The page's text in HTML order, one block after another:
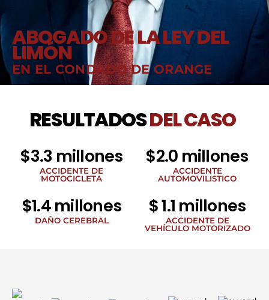
ABOGADO DE LA LEY DEL
LIMÓN
EN EL CONDADO DE ORANGE
RESULTADOSDEL CASO
$3.3 millones
ACCIDENTE DE
MOTOCICLETA
$2.0 millones
ACCIDENTE
AUTOMOVILISTICO
$1.4 millones
DAÑO CEREBRAL
$ 1.1 millones
ACCIDENTE DE
VEHÍCULO MOTORIZADO